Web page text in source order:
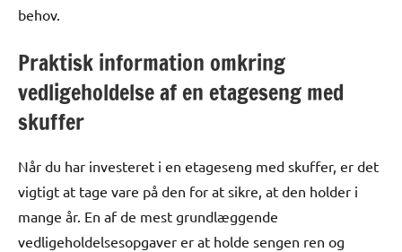
behov.
Praktisk information omkring
vedligeholdelse af en etageseng med
skuffer
Når du har investeret i en etageseng med skuffer, er det
vigtigt at tage vare på den for at sikre, at den holder i
mange år. En af de mest grundlæggende
vedligeholdelsesopgaver er at holde sengen ren og